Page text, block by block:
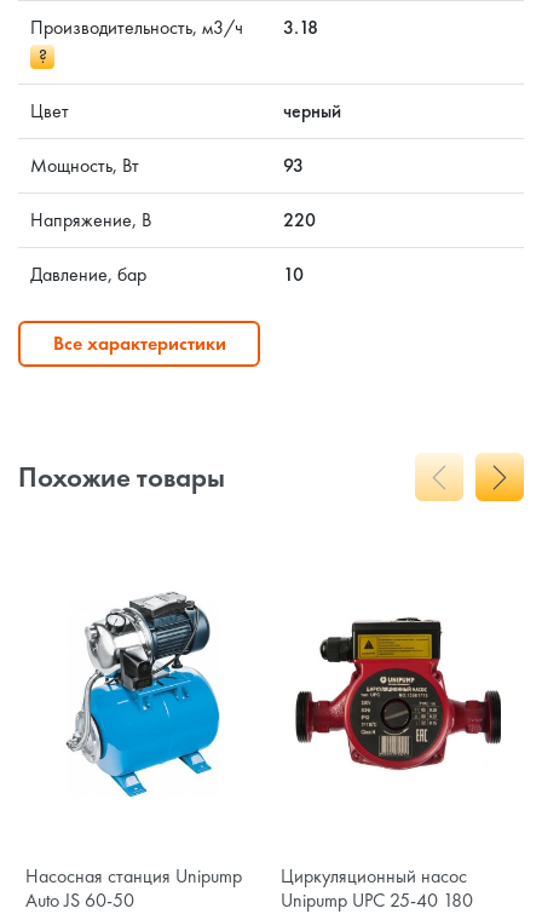
Производительность, м3/ч
?
3.18
Цвет черный
Мощность, Вт 93
Напряжение, В 220
Давление, бар 10
Все характеристики
Похожие товары
Насосная станция Unipump
Auto JS 60-50
Циркуляционный насос
Unipump UPC 25-40 180